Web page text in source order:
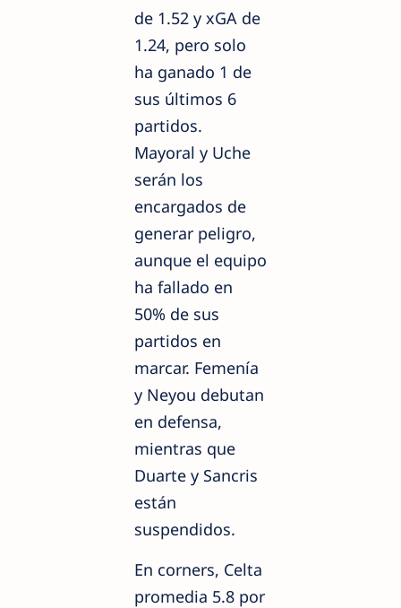
de 1.52 y xGA de
1.24, pero solo
ha ganado 1 de
sus últimos 6
partidos.
Mayoral y Uche
serán los
encargados de
generar peligro,
aunque el equipo
ha fallado en
50% de sus
partidos en
marcar. Femenía
y Neyou debutan
en defensa,
mientras que
Duarte y Sancris
están
suspendidos.
En corners, Celta
promedia 5.8 por